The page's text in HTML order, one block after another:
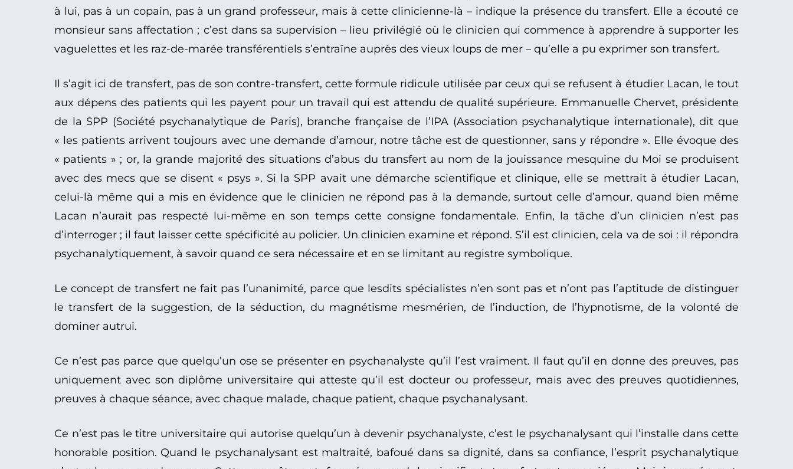
à lui, pas à un copain, pas à un grand professeur, mais à cette clinicienne-là – indique la présence du transfert. Elle a écouté ce
monsieur sans affectation ; c’est dans sa supervision – lieu privilégié où le clinicien qui commence à apprendre à supporter les
vaguelettes et les raz-de-marée transférentiels s’entraîne auprès des vieux loups de mer – qu’elle a pu exprimer son transfert.
Il s’agit ici de transfert, pas de son contre-transfert, cette formule ridicule utilisée par ceux qui se refusent à étudier Lacan, le tout
aux dépens des patients qui les payent pour un travail qui est attendu de qualité supérieure. Emmanuelle Chervet, présidente
de la SPP (Société psychanalytique de Paris), branche française de l’IPA (Association psychanalytique internationale), dit que
« les patients arrivent toujours avec une demande d’amour, notre tâche est de questionner, sans y répondre ». Elle évoque des
« patients » ; or, la grande majorité des situations d’abus du transfert au nom de la jouissance mesquine du Moi se produisent
avec des mecs que se disent « psys ». Si la SPP avait une démarche scientifique et clinique, elle se mettrait à étudier Lacan,
celui-là même qui a mis en évidence que le clinicien ne répond pas à la demande, surtout celle d’amour, quand bien même
Lacan n’aurait pas respecté lui-même en son temps cette consigne fondamentale. Enfin, la tâche d’un clinicien n’est pas
d’interroger ; il faut laisser cette spécificité au policier. Un clinicien examine et répond. S’il est clinicien, cela va de soi : il répondra
psychanalytiquement, à savoir quand ce sera nécessaire et en se limitant au registre symbolique.
Le concept de transfert ne fait pas l’unanimité, parce que lesdits spécialistes n’en sont pas et n’ont pas l’aptitude de distinguer
le transfert de la suggestion, de la séduction, du magnétisme mesmérien, de l’induction, de l’hypnotisme, de la volonté de
dominer autrui.
Ce n’est pas parce que quelqu’un ose se présenter en psychanalyste qu’il l’est vraiment. Il faut qu’il en donne des preuves, pas
uniquement avec son diplôme universitaire qui atteste qu’il est docteur ou professeur, mais avec des preuves quotidiennes,
preuves à chaque séance, avec chaque malade, chaque patient, chaque psychanalysant.
Ce n’est pas le titre universitaire qui autorise quelqu’un à devenir psychanalyste, c’est le psychanalysant qui l’installe dans cette
honorable position. Quand le psychanalysant est maltraité, bafoué dans sa dignité, dans sa confiance, l’esprit psychanalytique